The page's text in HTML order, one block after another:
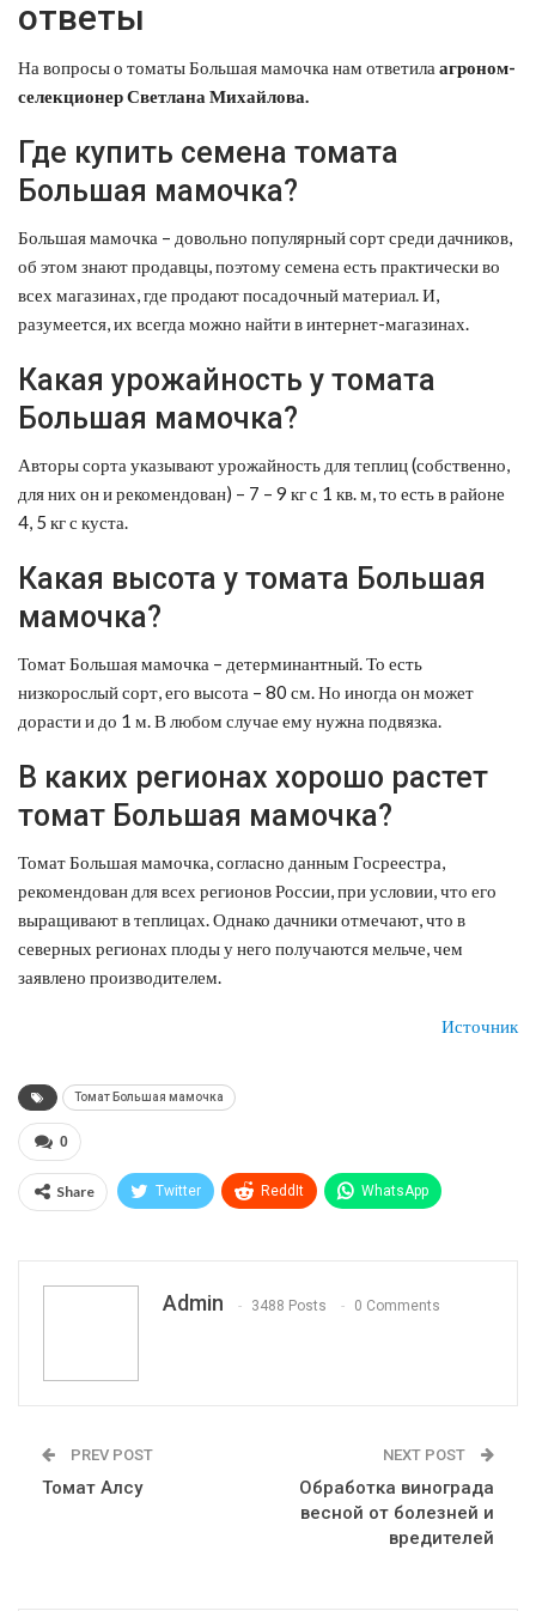
ответы
На вопросы о томаты Большая мамочка нам ответила агроном-
селекционер Светлана Михайлова.
Где купить семена томата
Большая мамочка?
Большая мамочка – довольно популярный сорт среди дачников,
об этом знают продавцы, поэтому семена есть практически во
всех магазинах, где продают посадочный материал. И,
разумеется, их всегда можно найти в интернет-магазинах.
Какая урожайность у томата
Большая мамочка?
Авторы сорта указывают урожайность для теплиц (собственно,
для них он и рекомендован) – 7 – 9 кг с 1 кв. м, то есть в районе
4, 5 кг с куста.
Какая высота у томата Большая
мамочка?
Томат Большая мамочка – детерминантный. То есть
низкорослый сорт, его высота – 80 см. Но иногда он может
дорасти и до 1 м. В любом случае ему нужна подвязка.
В каких регионах хорошо растет
томат Большая мамочка?
Томат Большая мамочка, согласно данным Госреестра,
рекомендован для всех регионов России, при условии, что его
выращивают в теплицах. Однако дачники отмечают, что в
северных регионах плоды у него получаются мельче, чем
заявлено производителем.
Источник
Томат Большая мамочка
0
Share Twitter ReddIt WhatsApp
VK
Admin 3488 Posts 0 Comments
PREV POST
Томат Алсу
NEXT POST
Обработка винограда
весной от болезней и
вредителей